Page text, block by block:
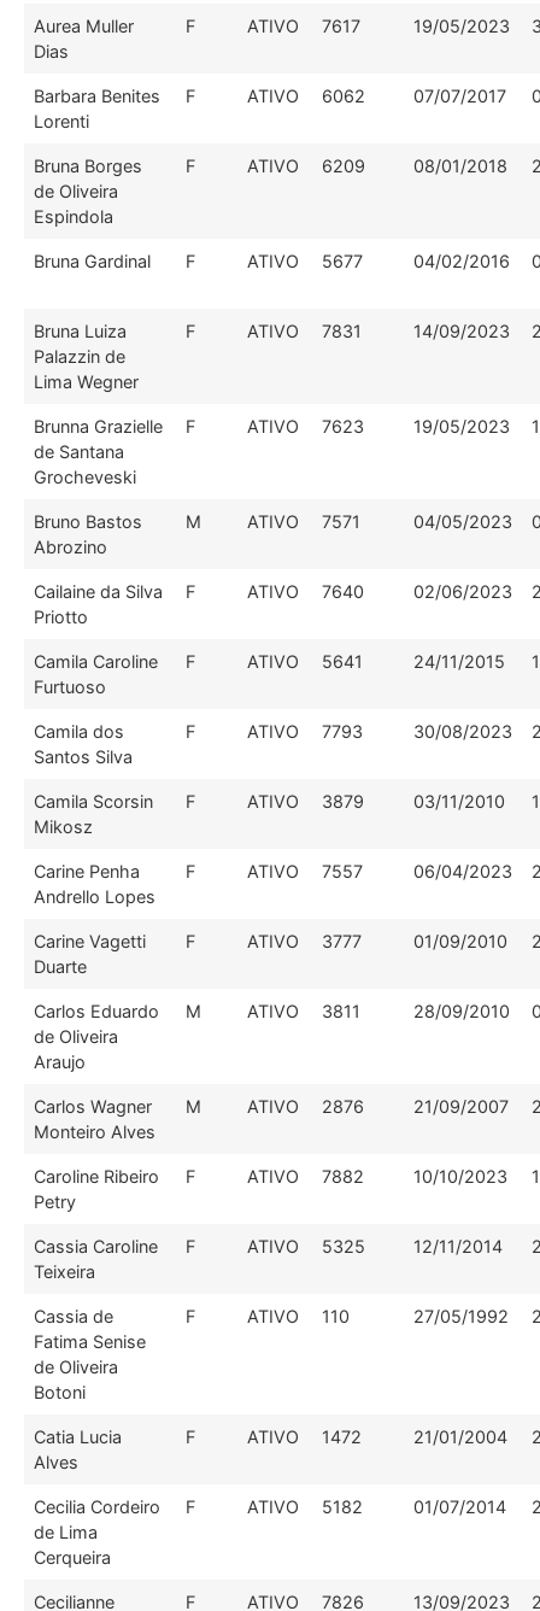
Aurea Muller
Dias
F ATIVO 7617 19/05/2023
Barbara Benites
Lorenti
F ATIVO 6062 07/07/2017
Bruna Borges
de Oliveira
Espindola
F ATIVO 6209 08/01/2018
Bruna Gardinal F ATIVO 5677 04/02/2016
Bruna Luiza
Palazzin de
Lima Wegner
F ATIVO 7831 14/09/2023
Brunna Grazielle
de Santana
Grocheveski
F ATIVO 7623 19/05/2023
Bruno Bastos
Abrozino
M ATIVO 7571 04/05/2023
Cailaine da Silva
Priotto
F ATIVO 7640 02/06/2023
Camila Caroline
Furtuoso
F ATIVO 5641 24/11/2015
Camila dos
Santos Silva
F ATIVO 7793 30/08/2023
Camila Scorsin
Mikosz
F ATIVO 3879 03/11/2010
Carine Penha
Andrello Lopes
F ATIVO 7557 06/04/2023
Carine Vagetti
Duarte
F ATIVO 3777 01/09/2010
Carlos Eduardo
de Oliveira
Araujo
M ATIVO 3811 28/09/2010
Carlos Wagner
Monteiro Alves
M ATIVO 2876 21/09/2007
Caroline Ribeiro
Petry
F ATIVO 7882 10/10/2023
Cassia Caroline
Teixeira
F ATIVO 5325 12/11/2014
Cassia de
Fatima Senise
de Oliveira
Botoni
F ATIVO 110 27/05/1992
Catia Lucia
Alves
F ATIVO 1472 21/01/2004
Cecilia Cordeiro
de Lima
Cerqueira
F ATIVO 5182 01/07/2014
Cecilianne
F ATIVO 7826 13/09/2023